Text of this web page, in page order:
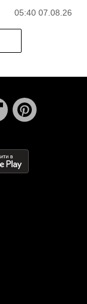
05:40 07.08.26